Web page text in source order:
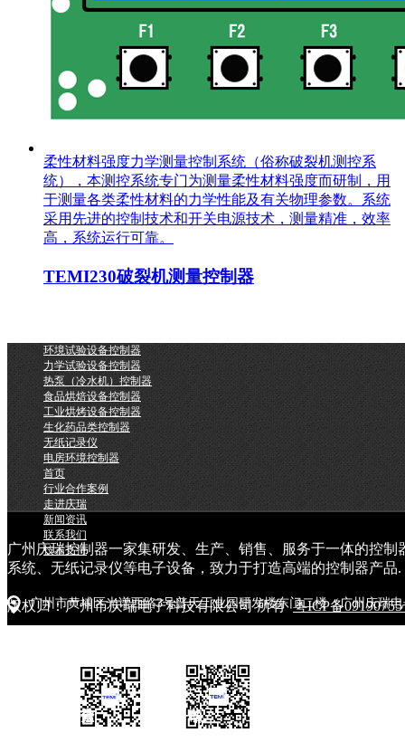
柔性材料强度力学测量控制系统（俗称破裂机测控系
统），本测控系统专门为测量柔性材料强度而研制，用
于测量各类柔性材料的力学性能及有关物理参数。系统
采用先进的控制技术和开关电源技术，测量精准，效率
高，系统运行可靠。
TEMI230破裂机测量控制器
环境试验设备控制器
力学试验设备控制器
热泵（冷水机）控制器
食品烘焙设备控制器
工业烘烤设备控制器
生化药品类控制器
无纸记录仪
电房环境控制器
首页
行业合作案例
走进庆瑞
新闻资讯
联系我们
技术支持
广州市黄埔区光谱西路3号普天工业园研发楼东门二楼（广州庆瑞
广州庆瑞控制器一家集研发、生产、销售、服务于一体的控
系统、无纸记录仪等电子设备，致力于打造高端的控制器产品.
版权归：广州市庆瑞电子科技有限公司 所有粤ICP备